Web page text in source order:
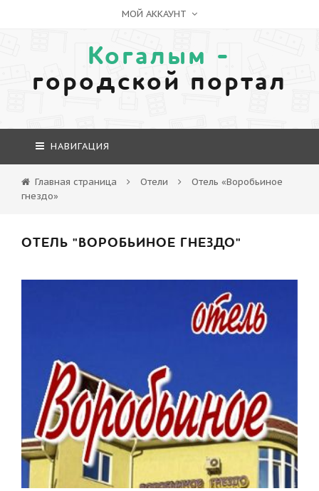
МОЙ АККАУНТ
Когалым -
городской портал
НАВИГАЦИЯ
Главная страница Отели
Отель «Воробьиное
гнездо»
ОТЕЛЬ "ВОРОБЬИНОЕ ГНЕЗДО"